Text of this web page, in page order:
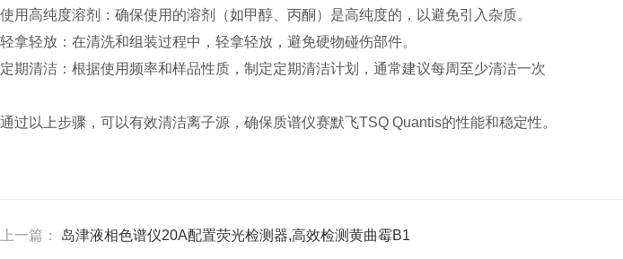
使用高纯度溶剂：确保使用的溶剂（如甲醇、丙酮）是高纯度的，以避免引入杂质。
轻拿轻放：在清洗和组装过程中，轻拿轻放，避免硬物碰伤部件。
定期清洁：根据使用频率和样品性质，制定定期清洁计划，通常建议每周至少清洁一次
通过以上步骤，可以有效清洁离子源，确保质谱仪赛默飞TSQ Quantis的性能和稳定性。
上一篇： 岛津液相色谱仪20A配置荧光检测器,高效检测黄曲霉B1